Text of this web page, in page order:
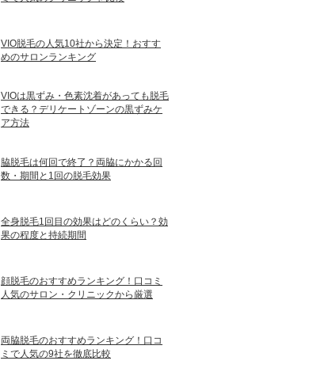
VIO脱毛の人気10社から決定！おすす
めのサロンランキング
VIOは黒ずみ・色素沈着があっても脱毛
できる？デリケートゾーンの黒ずみケ
ア方法
脇脱毛は何回で終了？両脇にかかる回
数・期間と1回の脱毛効果
全身脱毛1回目の効果はどのくらい？効
果の程度と持続期間
顔脱毛のおすすめランキング！口コミ
人気のサロン・クリニックから厳選
両脇脱毛のおすすめランキング！口コ
ミで人気の9社を徹底比較